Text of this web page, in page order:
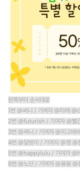
왼쪽부터 순서대로
1번 @써니 / 기여자 @타래
2번 @futurish / 기여자 @
3번 @써니 / 기여자 @이고바
4번 @달방이 / 기여자 @맹
5번 @happylulu / 기여자
6번 @노단 / 기여자 @융융 @